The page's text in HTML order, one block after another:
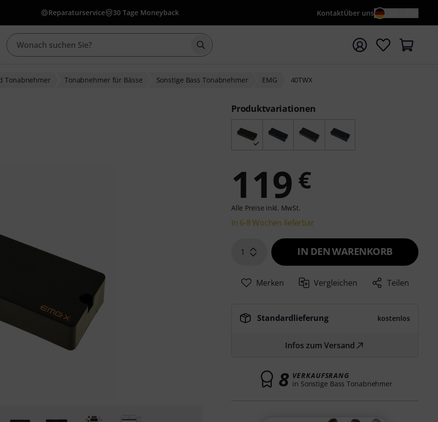
Reparaturservice 30 Tage Moneyback KontaktÜber uns
Suche mit Suchwort {searchTerm} starten
Tonabnehmer Tonabnehmer für Bässe Sonstige Bass Tonabnehmer EMG 40TWX
Produktvariationen
119 €
Alle Preise inkl. MwSt.
In 6-8 Wochen lieferbar
1 IN DEN WARENKORB
Merken Vergleichen Teilen
Standardlieferung kostenlos
Infos zum Versand
8 VERKAUFSRANG
in Sonstige Bass Tonabnehmer